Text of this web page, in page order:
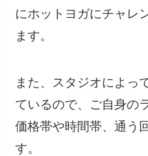
にホットヨガにチャレ
ます。
また、スタジオによっ
ているので、ご自身の
価格帯や時間帯、通う
す。